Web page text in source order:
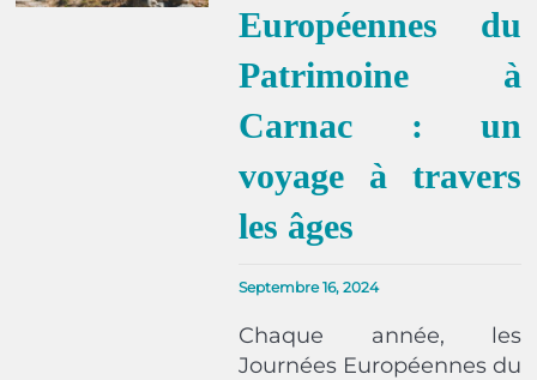
Européennes du
Patrimoine à
Carnac : un
voyage à travers
les âges
Septembre 16, 2024
Chaque année, les
Journées Européennes du